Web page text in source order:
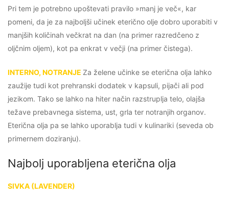
Pri tem je potrebno upoštevati pravilo »manj je več«, kar
pomeni, da je za najboljši učinek eterično olje dobro uporabiti v
manjših količinah večkrat na dan (na primer razredčeno z
oljčnim oljem), kot pa enkrat v večji (na primer čistega).
INTERNO, NOTRANJE Za želene učinke se eterična olja lahko
zaužije tudi kot prehranski dodatek v kapsuli, pijači ali pod
jezikom. Tako se lahko na hiter način razstruplja telo, olajša
težave prebavnega sistema, ust, grla ter notranjih organov.
Eterična olja pa se lahko uporablja tudi v kulinariki (seveda ob
primernem doziranju).
Najbolj uporabljena eterična olja
SIVKA (LAVENDER)